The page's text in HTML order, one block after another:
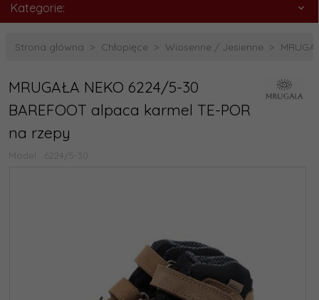
Kategorie:
Strona główna Chłopięce Wiosenne / Jesienne
MRUGAŁA NEKO 6224/5-30
BAREFOOT alpaca karmel TE-POR
na rzepy
Model: 6224/5-30